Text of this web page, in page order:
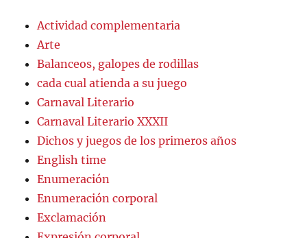
Actividad complementaria
Arte
Balanceos, galopes de rodillas
cada cual atienda a su juego
Carnaval Literario
Carnaval Literario XXXII
Dichos y juegos de los primeros años
English time
Enumeración
Enumeración corporal
Exclamación